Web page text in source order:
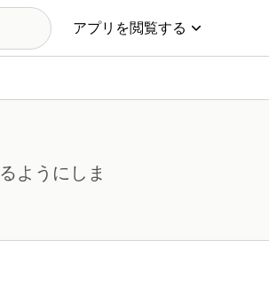
アプリを閲覧する
ようにしま